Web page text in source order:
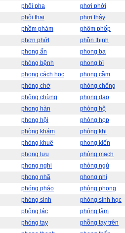
phôi pha
phơi phới
phôi thai
phơi thây
phồm phàm
phôm phốp
phơn phớt
phồn thịnh
phong ấn
phong ba
phòng bệnh
phong bì
phong cách học
phong cầm
phòng chờ
phòng chống
phỏng chừng
phong dao
phong hàn
phòng hộ
phong hội
phòng họp
phòng khám
phòng khi
phòng khuê
phong kiến
phong lưu
phòng mạch
phong nghi
phòng ngủ
phong nhã
phong nhị
phóng pháo
phòng phong
phóng sinh
phỏng sinh học
phỏng tác
phóng tâm
phóng tay
phỗng tay trên